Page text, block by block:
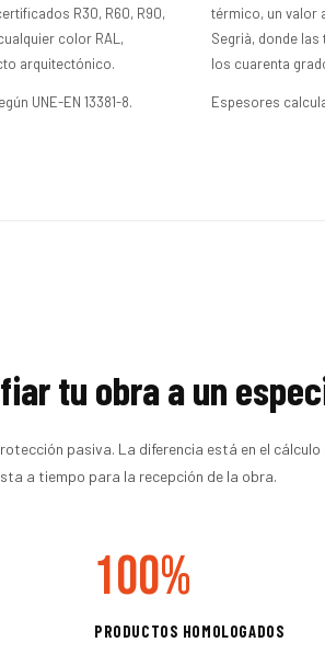
R30, R60, R90,
color RAL,
arquitectónico.
UNE-EN 13381-8.
térmico, un valor
Segrià, donde
los cuarenta
Espesores
tu obra a un
pasiva. La diferencia está en el
a tiempo para la recepción de la obra.
100%
PRODUCTOS HOMOLOGADOS